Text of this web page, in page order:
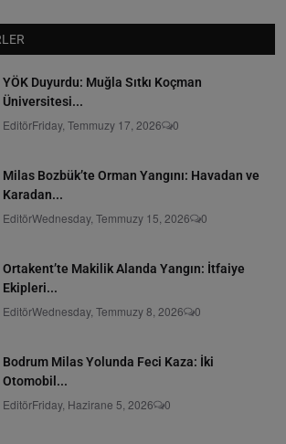
YÖK Duyurdu: Muğla Sıtkı Koçman
Üniversitesi...
EditörFriday, Temmuzy 17, 2026 0
Milas Bozbük’te Orman Yangını: Havadan ve
Karadan...
EditörWednesday, Temmuzy 15, 2026 0
Ortakent’te Makilik Alanda Yangın: İtfaiye
Ekipleri...
EditörWednesday, Temmuzy 8, 2026 0
Bodrum Milas Yolunda Feci Kaza: İki
Otomobil...
EditörFriday, Hazirane 5, 2026 0